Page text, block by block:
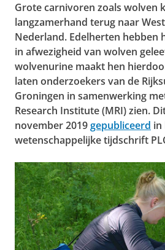
Grote carnivoren zoals wolven
langzamerhand terug naar
Nederland. Edelherten hebben
in afwezigheid van wolven
wolvenurine maakt hen
laten onderzoekers van de
Groningen in samenwerking
Research Institute (MRI) zien.
november 2019gepubliceerd in
wetenschappelijke tijdschrift